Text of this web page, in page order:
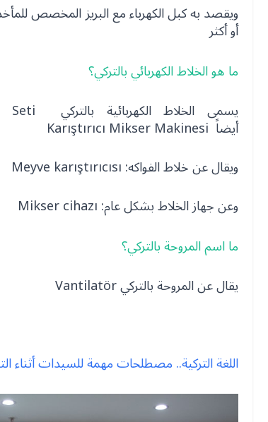
أو أكثر
ما هو الخلاط الكهربائي بالتركي؟
أيضاً Karıştırıcı Mikser Makinesi
ويقال عن خلاط الفواكه: Meyve karıştırıcısı
وعن جهاز الخلاط بشكل عام: Mikser cihazı
ما اسم المروحة بالتركي؟
يقال عن المروحة بالتركي Vantilatör
اللغة التركية.. مصطلحات مهمة للسيدات أثناء